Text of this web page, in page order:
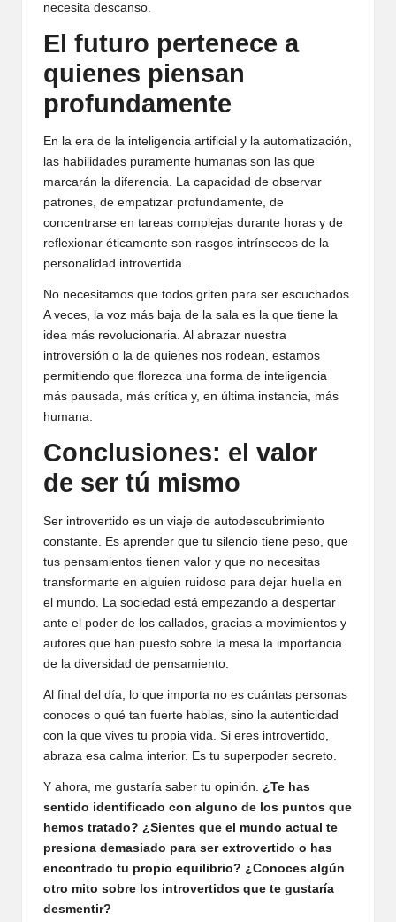
necesita descanso.
El futuro pertenece a
quienes piensan
profundamente
En la era de la inteligencia artificial y la automatización,
las habilidades puramente humanas son las que
marcarán la diferencia. La capacidad de observar
patrones, de empatizar profundamente, de
concentrarse en tareas complejas durante horas y de
reflexionar éticamente son rasgos intrínsecos de la
personalidad introvertida.
No necesitamos que todos griten para ser escuchados.
A veces, la voz más baja de la sala es la que tiene la
idea más revolucionaria. Al abrazar nuestra
introversión o la de quienes nos rodean, estamos
permitiendo que florezca una forma de inteligencia
más pausada, más crítica y, en última instancia, más
humana.
Conclusiones: el valor
de ser tú mismo
Ser introvertido es un viaje de autodescubrimiento
constante. Es aprender que tu silencio tiene peso, que
tus pensamientos tienen valor y que no necesitas
transformarte en alguien ruidoso para dejar huella en
el mundo. La sociedad está empezando a despertar
ante el poder de los callados, gracias a movimientos y
autores que han puesto sobre la mesa la importancia
de la diversidad de pensamiento.
Al final del día, lo que importa no es cuántas personas
conoces o qué tan fuerte hablas, sino la autenticidad
con la que vives tu propia vida. Si eres introvertido,
abraza esa calma interior. Es tu superpoder secreto.
Y ahora, me gustaría saber tu opinión. ¿Te has
sentido identificado con alguno de los puntos que
hemos tratado? ¿Sientes que el mundo actual te
presiona demasiado para ser extrovertido o has
encontrado tu propio equilibrio? ¿Conoces algún
otro mito sobre los introvertidos que te gustaría
desmentir?